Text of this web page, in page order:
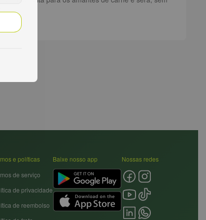
e políticas
de serviço
de privacidade
de reembolso
Baixe nosso app Nossas redes